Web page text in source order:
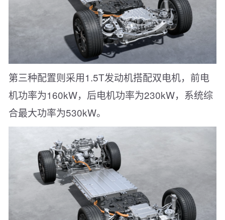
第三种配置则采用1.5T发动机搭配双电机，前电
机功率为160kW，后电机功率为230kW，系统综
合最大功率为530kW。